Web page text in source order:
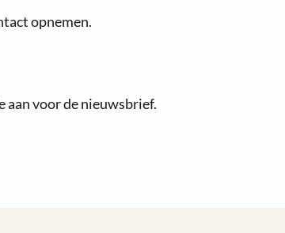
opnemen.
aan voor de nieuwsbrief.